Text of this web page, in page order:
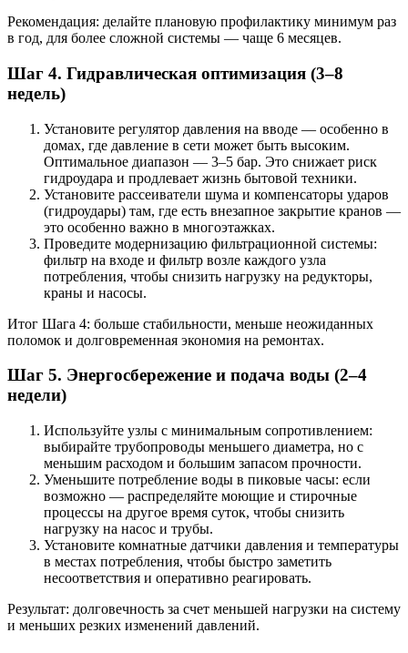
Рекомендация: делайте плановую профилактику минимум раз
в год, для более сложной системы — чаще 6 месяцев.
Шаг 4. Гидравлическая оптимизация (3–8
недель)
Установите регулятор давления на вводе — особенно в
домах, где давление в сети может быть высоким.
Оптимальное диапазон — 3–5 бар. Это снижает риск
гидроудара и продлевает жизнь бытовой техники.
Установите рассеиватели шума и компенсаторы ударов
(гидроудары) там, где есть внезапное закрытие кранов —
это особенно важно в многоэтажках.
Проведите модернизацию фильтрационной системы:
фильтр на входе и фильтр возле каждого узла
потребления, чтобы снизить нагрузку на редукторы,
краны и насосы.
Итог Шага 4: больше стабильности, меньше неожиданных
поломок и долговременная экономия на ремонтах.
Шаг 5. Энергосбережение и подача воды (2–4
недели)
Используйте узлы с минимальным сопротивлением:
выбирайте трубопроводы меньшего диаметра, но с
меньшим расходом и большим запасом прочности.
Уменьшите потребление воды в пиковые часы: если
возможно — распределяйте моющие и стирочные
процессы на другое время суток, чтобы снизить
нагрузку на насос и трубы.
Установите комнатные датчики давления и температуры
в местах потребления, чтобы быстро заметить
несоответствия и оперативно реагировать.
Результат: долговечность за счет меньшей нагрузки на систему
и меньших резких изменений давлений.